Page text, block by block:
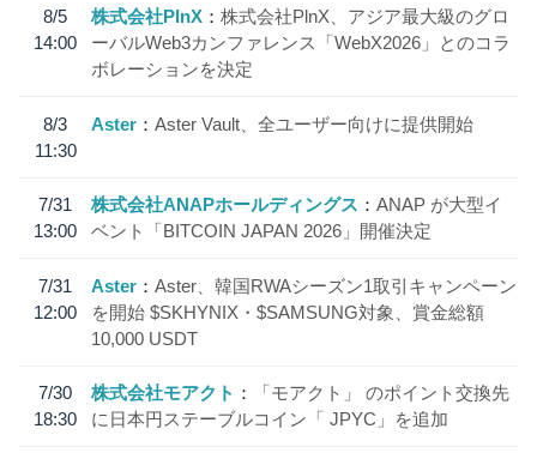
8/5
14:00
株式会社PlnX
株式会社PlnX、アジア最大級のグロ
ーバルWeb3カンファレンス「WebX2026」とのコラ
ボレーションを決定
8/3
11:30
Aster Aster Vault、全ユーザー向けに提供開始
7/31
13:00
株式会社ANAPホールディングス
ANAP が大型イ
ベント「BITCOIN JAPAN 2026」開催決定
7/31
12:00
Aster
Aster、韓国RWAシーズン1取引キャンペーン
を開始 $SKHYNIX・$SAMSUNG対象、賞金総額
10,000 USDT
7/30
18:30
株式会社モアクト
「モアクト」 のポイント交換先
に日本円ステーブルコイン「 JPYC」を追加